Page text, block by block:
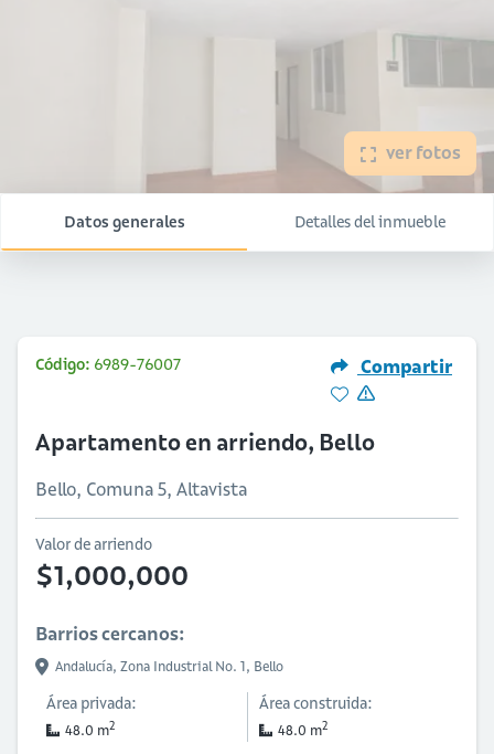
ver fotos
Datos generales Detalles del inmueble
Código: 6989-76007 Compartir
Apartamento en arriendo, Bello
Bello, Comuna 5, Altavista
Valor de arriendo
$1,000,000
Barrios cercanos:
Andalucía, Zona Industrial No. 1, Bello
Área privada:
48.0 m2
Área construida:
48.0 m2